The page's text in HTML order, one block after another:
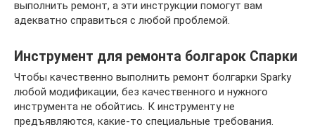
выполнить ремонт, а эти инструкции помогут вам
адекватно справиться с любой проблемой.
Инструмент для ремонта болгарок Спарки
Чтобы качественно выполнить ремонт болгарки Sparky
любой модификации, без качественного и нужного
инструмента не обойтись. К инструменту не
предъявляются, какие-то специальные требования.